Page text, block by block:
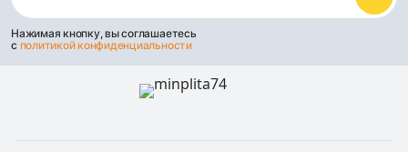
Нажимая кнопку, вы соглашаетесь
с политикой конфиденциальности